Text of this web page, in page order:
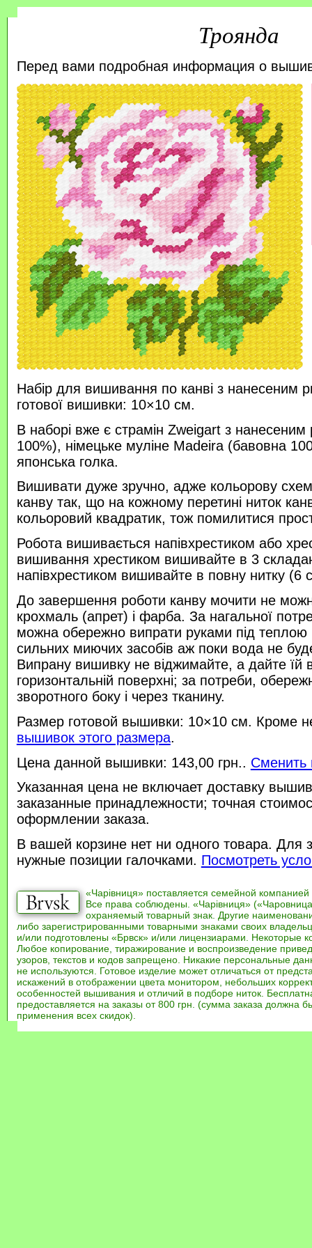
Троянда
Перед вами подробная информация о
Набір для вишивання по канві з нанесеним
готової вишивки: 10×10 см.
В наборі вже є страмін Zweigart з
100%), німецьке муліне Madeira (бавовна
японська голка.
Вишивати дуже зручно, адже кольорову
канву так, що на кожному перетині ниток
кольоровий квадратик, тож помилитися
Робота вишивається напівхрестиком або
вишивання хрестиком вишивайте в 3
напівхрестиком вишивайте в повну нитку (6
До завершення роботи канву мочити не
крохмаль (апрет) і фарба. За нагальної
можна обережно випрати руками під
сильних миючих засобів аж поки вода не
Випрану вишивку не віджимайте, а дайте їй
горизонтальній поверхні; за потреби,
зворотного боку і через тканину.
Размер готовой вышивки: 10×10 см. Кроме
вышивок этого размера.
Цена данной вышивки: 143,00 грн.. Сменить
Указанная цена не включает доставку
заказанные принадлежности; точная
оформлении заказа.
В вашей корзине нет ни одного товара. Для
нужные позиции галочками. Посмотреть
«Чарівниця» поставляется семейной компанией
Все права соблюдены. «Чарівниця»
охраняемый товарный знак. Другие
либо зарегистрированными товарными знаками своих
и/или подготовлены «Брвск» и/или лицензиарами. Некоторые
Любое копирование, тиражирование и воспроизведение
узоров, текстов и кодов запрещено. Никакие персональные
не используются. Готовое изделие может отличаться от
искажений в отображении цвета монитором, небольших
особенностей вышивания и отличий в подборе ниток.
предоставляется на заказы от 800 грн. (сумма заказа должна
применения всех скидок).